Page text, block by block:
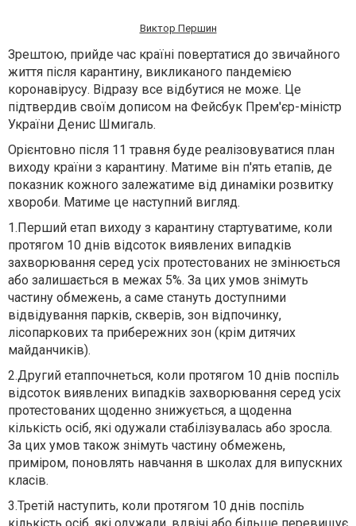
Виктор Першин
Зрештою, прийде час країні повертатися до звичайного
життя після карантину, викликаного пандемією
коронавірусу. Відразу все відбутися не може. Це
підтвердив своїм дописом на Фейсбук Прем'єр-міністр
України Денис Шмигаль.
Орієнтовно після 11 травня буде реалізовуватися план
виходу країни з карантину. Матиме він п'ять етапів, де
показник кожного залежатиме від динаміки розвитку
хвороби. Матиме це наступний вигляд.
1.Перший етап виходу з карантину стартуватиме, коли
протягом 10 днів відсоток виявлених випадків
захворювання серед усіх протестованих не змінюється
або залишається в межах 5%. За цих умов знімуть
частину обмежень, а саме стануть доступними
відвідування парків, скверів, зон відпочинку,
лісопаркових та прибережних зон (крім дитячих
майданчиків).
2.Другий етаппочнеться, коли протягом 10 днів поспіль
відсоток виявлених випадків захворювання серед усіх
протестованих щоденно знижується, а щоденна
кількість осіб, які одужали стабілізувалась або зросла.
За цих умов також знімуть частину обмежень,
приміром, поновлять навчання в школах для випускних
класів.
3.Третій наступить, коли протягом 10 днів поспіль